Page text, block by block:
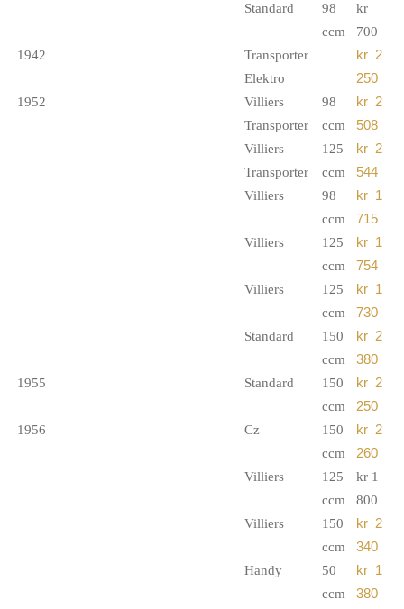
Standard
98
ccm
kr
700
1942
Transporter
Elektro
kr 2
250
1952
Villiers
Transporter
98
ccm
kr 2
508
Villiers
Transporter
125
ccm
kr 2
544
Villiers
98
ccm
kr 1
715
Villiers
125
ccm
kr 1
754
Villiers
125
ccm
kr 1
730
Standard
150
ccm
kr 2
380
1955
Standard
150
ccm
kr 2
250
1956
Cz
150
ccm
kr 2
260
Villiers
125
ccm
kr 1
800
Villiers
150
ccm
kr 2
340
Handy
50
ccm
kr 1
380